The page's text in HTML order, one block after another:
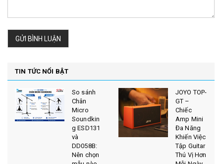
GỬI BÌNH LUẬN
TIN TỨC NỔI BẬT
So sánh
Chân
Micro
Soundkin
g ESD131
và
DD058B:
Nên chọn
JOYO TOP-
GT –
Chiếc
Amp Mini
Đa Năng
Khiến Việc
Tập Guitar
Thú Vị Hơn